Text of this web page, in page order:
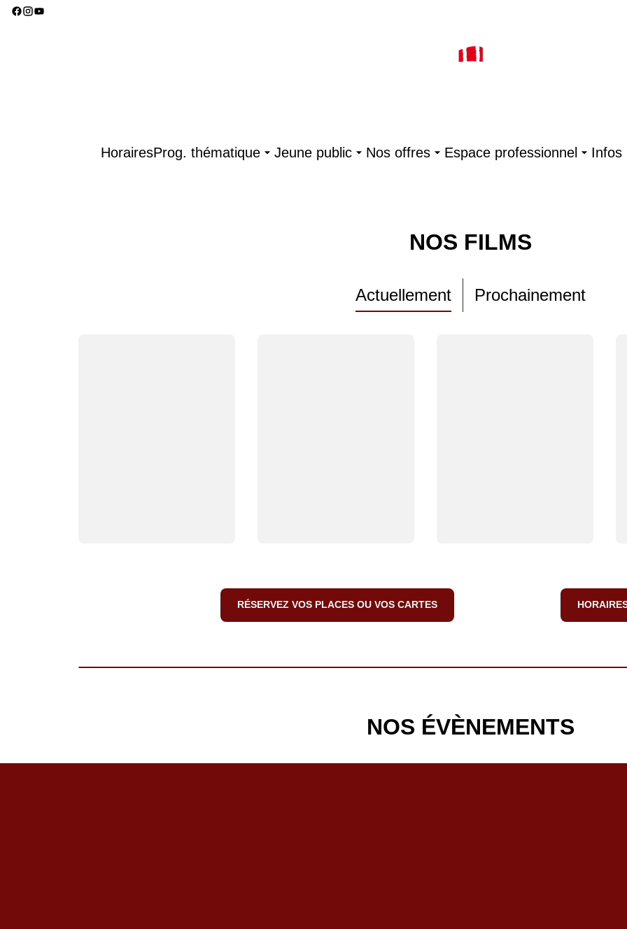
HorairesProg. thématique Jeune public Nos offres Espace professionnel Infos
NOS FILMS
Actuellement Prochainement
RÉSERVEZ VOS PLACES OU VOS CARTES
NOS ÉVÈNEMENTS